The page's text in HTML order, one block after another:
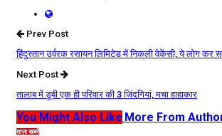
Prev Post
हिंदुस्तान उर्वरक रसायन लिमिटेड में निकली वेकेंसी, ये लोग
Next Post
तालाब में डूबी एक ही परिवार की 3 जिंदगियां, मचा हाहाकार
You Might Also Like More From
ताज़ा खबरें